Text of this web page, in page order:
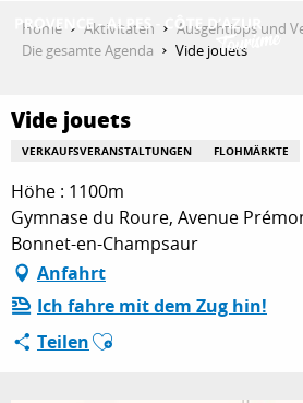
contenu
AKTIVITÄTEN
AUFENTHALT
ESPACE PRO
Home Aktivitäten
Ausgehtipps und
Die gesamte Agenda
Vide jouets
Vide jouets
VERKAUFSVERANSTALTUNGEN FLOHMÄRKTE
Höhe : 1100m
Gymnase du Roure, Avenue
Bonnet-en-Champsaur
Anfahrt
Ich fahre mit dem Zug hin!
TeilenAjouter aux favoris